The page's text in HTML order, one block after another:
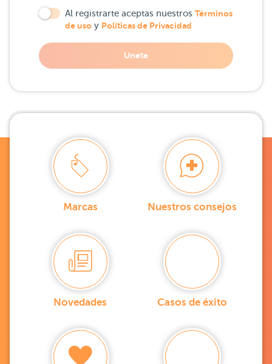
Al registrarte aceptas nuestros Términos
de uso y Políticas de Privacidad
Unete
Marcas Nuestros consejos
Novedades Casos de éxito